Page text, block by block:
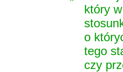
który
o
tego
czy